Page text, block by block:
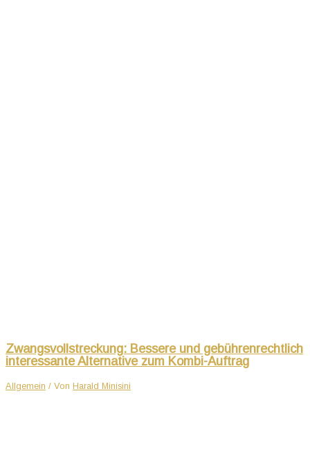
Zwangsvollstreckung: Bessere und gebührenrechtlich
interessante Alternative zum Kombi-Auftrag
Allgemein / Von Harald Minisini